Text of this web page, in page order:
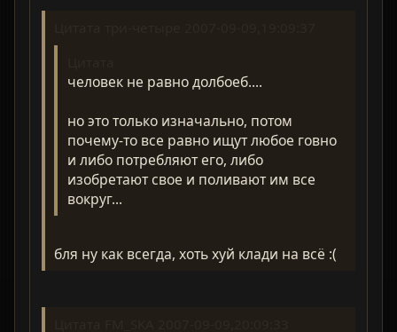
человек не равно долбоеб....
но это только изначально, потом
почему-то все равно ищут любое говно
и либо потребляют его, либо
изобретают свое и поливают им все
вокруг...
бля ну как всегда, хоть хуй клади на всё :(